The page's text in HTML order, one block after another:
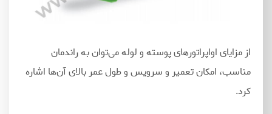
از مزایای اواپراتورهای پوسته و لوله میتوان به راندمان
مناسب، امکان تعمیر و سرویس و طول عمر بالای آنها اشاره
کرد.